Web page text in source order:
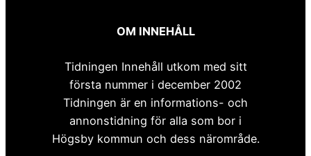
OM INNEHÅLL
Tidningen Innehåll utkom med sitt
första nummer i december 2002
Tidningen är en informations- och
annonstidning för alla som bor i
Högsby kommun och dess närområde.